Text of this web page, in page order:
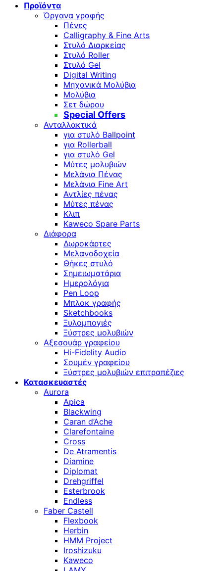
Προϊόντα
Όργανα γραφής
Πένες
Calligraphy & Fine Arts
Στυλό Διαρκείας
Στυλό Roller
Στυλό Gel
Digital Writing
Μηχανικά Μολύβια
Μολύβια
Σετ δώρου
Special Offers
Ανταλλακτικά
για στυλό Ballpoint
για Rollerball
για στυλό Gel
Μύτες μολυβιών
Μελάνια Πένας
Μελάνια Fine Art
Αντλίες πένας
Μύτες πένας
Κλιπ
Kaweco Spare Parts
Διάφορα
Δωροκάρτες
Μελανοδοχεία
Θήκες στυλό
Σημειωματάρια
Ημερολόγια
Pen Loop
Μπλοκ γραφής
Sketchbooks
Ξυλομπογιές
Ξύστρες μολυβιών
Αξεσουάρ γραφείου
Hi-Fidelity Audio
Σουμέν γραφείου
Ξύστρες μολυβιών επιτραπέζιες
Κατασκευαστές
Aurora
Apica
Blackwing
Caran d’Ache
Clarefontaine
Cross
De Atramentis
Diamine
Diplomat
Drehgriffel
Esterbrook
Endless
Faber Castell
Flexbook
Herbin
HMM Project
Iroshizuku
Kaweco